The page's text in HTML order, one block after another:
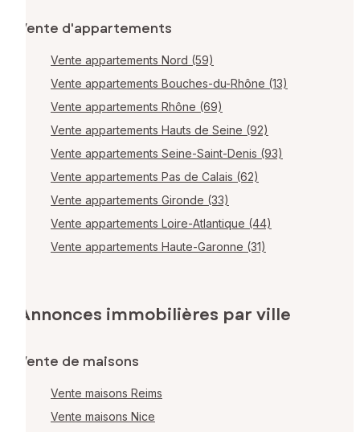
Vente d'appartements
Vente appartements Nord (59)
Vente appartements Bouches-du-Rhône (13)
Vente appartements Rhône (69)
Vente appartements Hauts de Seine (92)
Vente appartements Seine-Saint-Denis (93)
Vente appartements Pas de Calais (62)
Vente appartements Gironde (33)
Vente appartements Loire-Atlantique (44)
Vente appartements Haute-Garonne (31)
Annonces immobilières par ville
Vente de maisons
Vente maisons Reims
Vente maisons Nice